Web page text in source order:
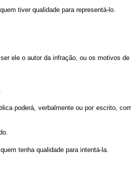
tiver qualidade para representá-lo.
ele o autor da infração, ou os motivos
poderá, verbalmente ou por escrito,
tenha qualidade para intentá-la.